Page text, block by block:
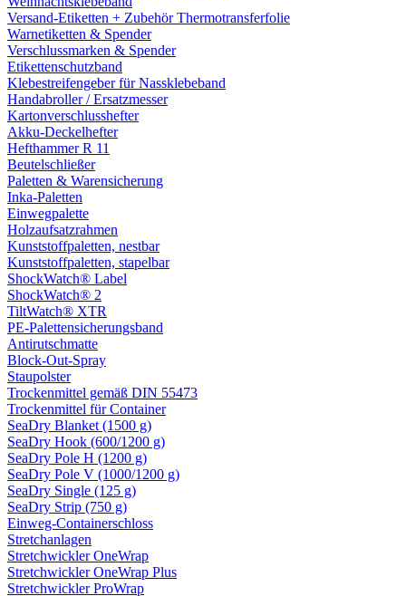
Versand-Etiketten + Zubehör Thermotransferfolie
Warnetiketten & Spender
Verschlussmarken & Spender
Etikettenschutzband
Klebestreifengeber für Nassklebeband
Handabroller / Ersatzmesser
Kartonverschlusshefter
Akku-Deckelhefter
Hefthammer R 11
Beutelschließer
Paletten & Warensicherung
Inka-Paletten
Einwegpalette
Holzaufsatzrahmen
Kunststoffpaletten, nestbar
Kunststoffpaletten, stapelbar
ShockWatch® Label
ShockWatch® 2
TiltWatch® XTR
PE-Palettensicherungsband
Antirutschmatte
Block-Out-Spray
Staupolster
Trockenmittel gemäß DIN 55473
Trockenmittel für Container
SeaDry Blanket (1500 g)
SeaDry Hook (600/1200 g)
SeaDry Pole H (1200 g)
SeaDry Pole V (1000/1200 g)
SeaDry Single (125 g)
SeaDry Strip (750 g)
Einweg-Containerschloss
Stretchanlagen
Stretchwickler OneWrap
Stretchwickler OneWrap Plus
Stretchwickler ProWrap